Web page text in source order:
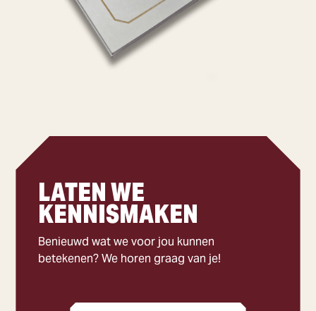
LATEN WE
KENNISMAKEN
Benieuwd wat we voor jou kunnen
betekenen? We horen graag van je!